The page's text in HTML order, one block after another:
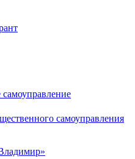
самоуправления